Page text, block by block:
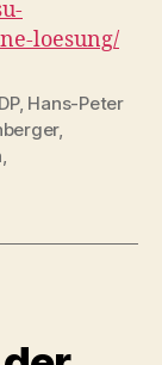
loesung/
, Hans-Peter
,
,